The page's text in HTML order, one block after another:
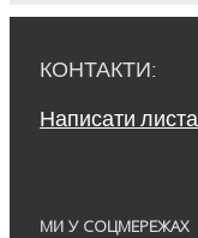
КОНТАКТИ:
Написати листа
МИ У СОЦМЕРЕЖАХ